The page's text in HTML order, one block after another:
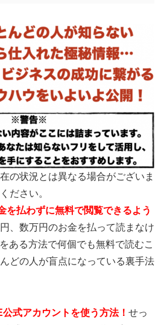
の状況とは異なる場合がございま
ださい。
を払わずに無料で閲覧できるよう
、数万円のお金を払って読まなけ
ある方法で何個でも無料で読むこ
どの人が盲点になっている裏手法
式アカウントを使う方法！ せっ